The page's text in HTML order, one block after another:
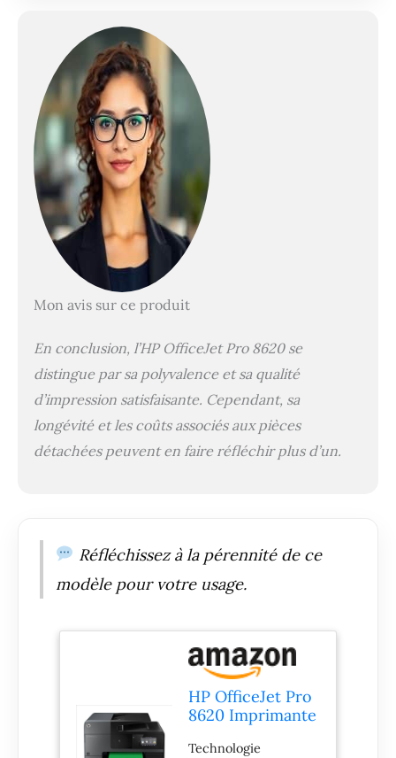
Mon avis sur ce produit
En conclusion, l’HP OfficeJet Pro 8620 se
distingue par sa polyvalence et sa qualité
d’impression satisfaisante. Cependant, sa
longévité et les coûts associés aux pièces
détachées peuvent en faire réfléchir plus d’un.
Réfléchissez à la pérennité de ce
modèle pour votre usage.
HP OfficeJet Pro
8620 Imprimante
Technologie